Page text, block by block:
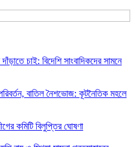
চাই: বিদেশি সাংবাদিকদের সামনে
বাতিল নৈশভোজ: কূটনৈতিক মহলে
কমিটি বিলুপ্তির ঘোষণা